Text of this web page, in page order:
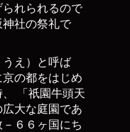
れられるので
社の祭礼で
え）と呼ば
の都をはじめ
「祇園牛頭天
大な庭園であ
６６ヶ国にち